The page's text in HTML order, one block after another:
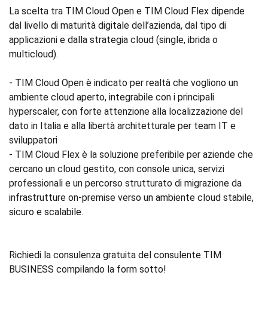
La scelta tra TIM Cloud Open e TIM Cloud Flex dipende
dal livello di maturità digitale dell’azienda, dal tipo di
applicazioni e dalla strategia cloud (single, ibrida o
multicloud).
- TIM Cloud Open è indicato per realtà che vogliono un
ambiente cloud aperto, integrabile con i principali
hyperscaler, con forte attenzione alla localizzazione del
dato in Italia e alla libertà architetturale per team IT e
sviluppatori
- TIM Cloud Flex è la soluzione preferibile per aziende che
cercano un cloud gestito, con console unica, servizi
professionali e un percorso strutturato di migrazione da
infrastrutture on‑premise verso un ambiente cloud stabile,
sicuro e scalabile.
Richiedi la consulenza gratuita del consulente TIM
BUSINESS compilando la form sotto!